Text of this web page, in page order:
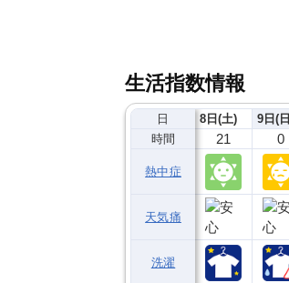
生活指数情報
日
時間
熱中症
天気痛
洗濯
8日(土)
21
9日(
0